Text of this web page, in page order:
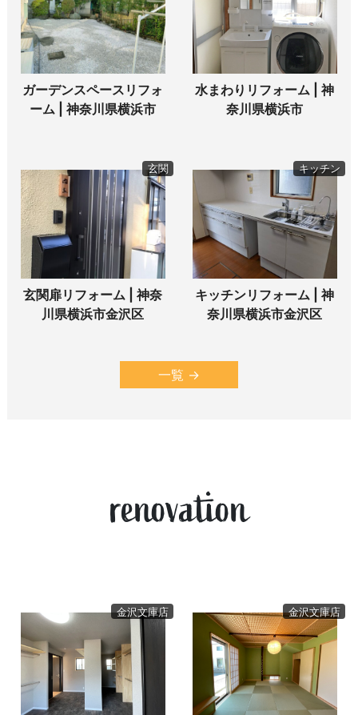
ガーデンスペースリフォ
ーム | 神奈川県横浜市
水まわりリフォーム | 神
奈川県横浜市
玄関
玄関扉リフォーム | 神奈
川県横浜市金沢区
キッチン
キッチンリフォーム | 神
奈川県横浜市金沢区
一覧
renovation
金沢文庫店 金沢文庫店